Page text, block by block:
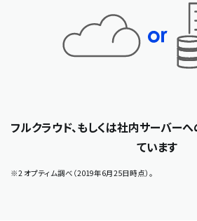
フルクラウド、もしくは社内サーバー
ています
※2 オプティム調べ（2019年6月25日時点）。